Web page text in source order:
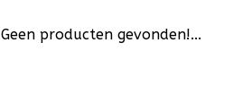
Geen producten gevonden!...